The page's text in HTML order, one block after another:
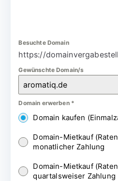
Besuchte Domain
https://
Gewünschte Domain/s
Domain erwerben *
Domain kaufen
Domain-Mietkauf
monatlicher Zahlung
Domain-Mietkauf
quartalsweiser Zahlung